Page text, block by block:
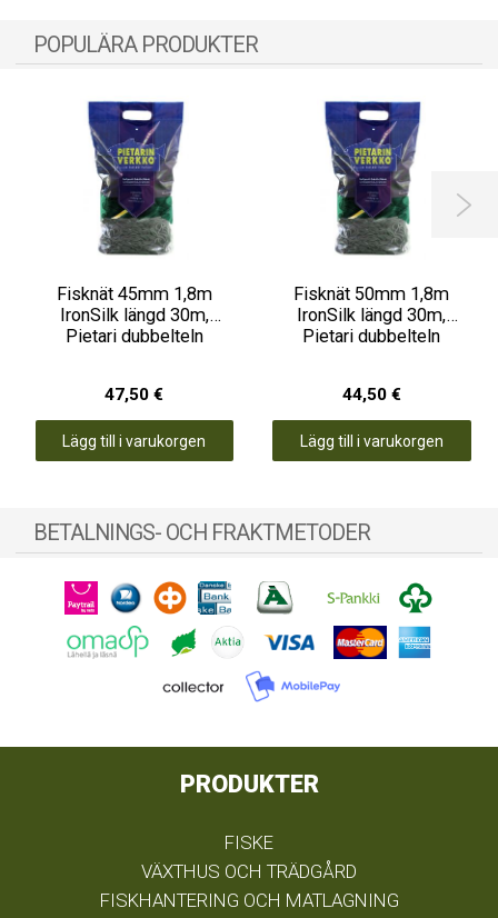
POPULÄRA PRODUKTER
Fisknät 45mm 1,8m
IronSilk längd 30m,
Pietari dubbelteln
47,50 €
Lägg till i varukorgen
Fisknät 50mm 1,8m
IronSilk längd 30m,
Pietari dubbelteln
44,50 €
Lägg till i varukorgen

BETALNINGS- OCH FRAKTMETODER
PRODUKTER
FISKE
VÄXTHUS OCH TRÄDGÅRD
FISKHANTERING OCH MATLAGNING